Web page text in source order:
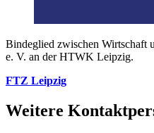
Bindeglied zwischen Wirtschaft
e. V. an der HTWK Leipzig.
FTZ Leipzig
Weitere